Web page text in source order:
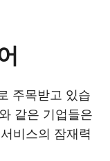
주목받고 있습
같은 기업들은
비스의 잠재력